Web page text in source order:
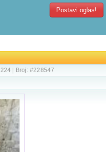
Postavi oglas!
| Broj: #228547